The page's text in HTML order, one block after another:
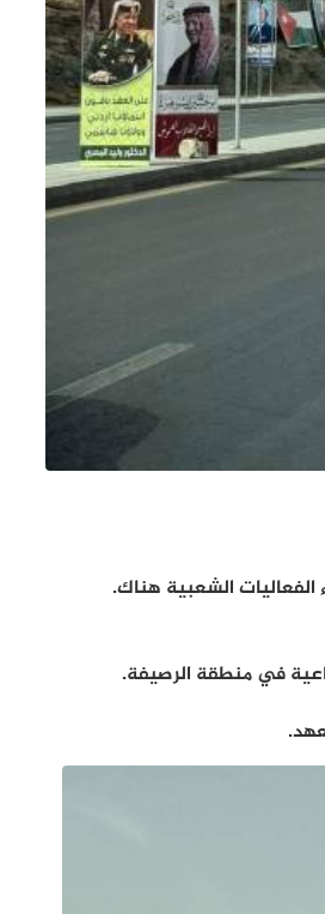
الفعاليات الشعبية هناك.
في منطقة الرصيفة.